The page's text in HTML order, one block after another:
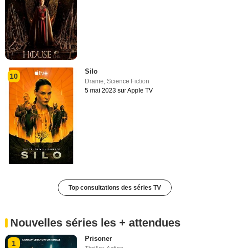
10
Silo
Drame,Science Fiction
5 mai 2023 sur Apple TV
Top consultations des séries TV
Nouvelles séries les + attendues
1
Prisoner